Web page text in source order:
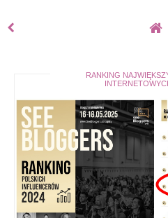
RANKING